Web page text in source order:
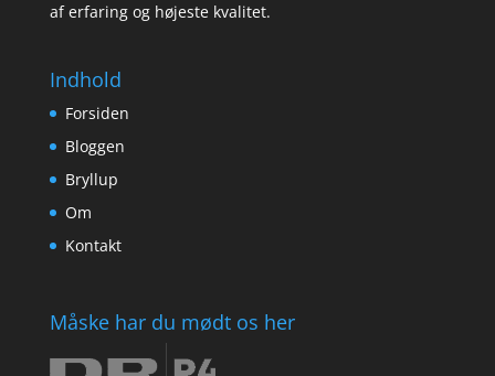
af erfaring og højeste kvalitet.
Indhold
Forsiden
Bloggen
Bryllup
Om
Kontakt
Måske har du mødt os her